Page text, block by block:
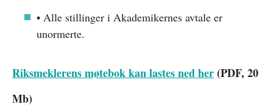
• Alle stillinger i Akademikernes avtale er
unormerte.
Riksmeklerens møtebok kan lastes ned her(PDF, 20
Mb)